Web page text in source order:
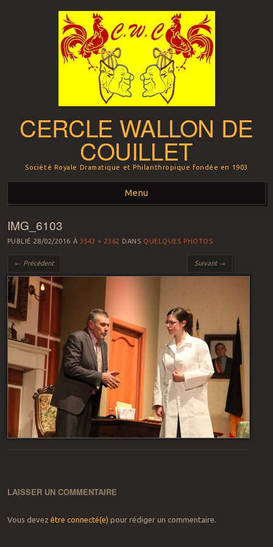
CERCLE WALLON DE
COUILLET
Société Royale Dramatique et Philanthropique fondée en 1903
Menu
Aller au contenu principal
IMG_6103
PUBLIÉ 28/02/2016 À 3543 × 2362 DANS QUELQUES PHOTOS
← Précédent Suivant →
LAISSER UN COMMENTAIRE
Vous devez être connecté(e) pour rédiger un commentaire.